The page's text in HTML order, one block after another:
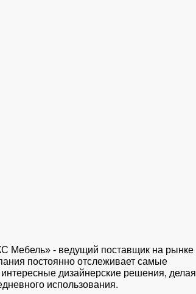
Мебель» - ведущий поставщик на рынке
постоянно отслеживает самые
дизайнерские решения, делая
использования.